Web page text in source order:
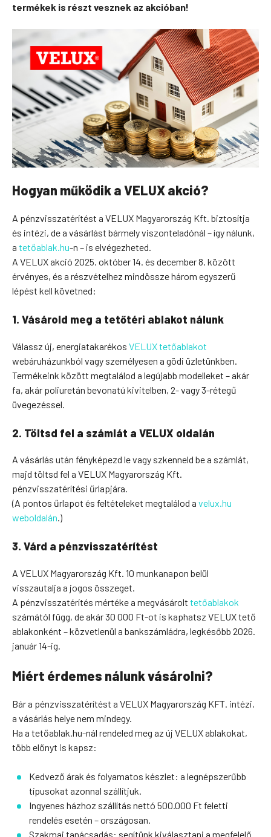
termékek is részt vesznek az akcióban!
Hogyan működik a VELUX akció?
A pénzvisszatérítést a VELUX Magyarország Kft. biztosítja
és intézi, de a vásárlást bármely viszonteladónál – így nálunk,
a tetőablak.hu-n – is elvégezheted.
A VELUX akció 2025. október 14. és december 8. között
érvényes, és a részvételhez mindössze három egyszerű
lépést kell követned:
1. Vásárold meg a tetőtéri ablakot nálunk
Válassz új, energiatakarékos VELUX tetőablakot
webáruházunkból vagy személyesen a gödi üzletünkben.
Termékeink között megtalálod a legújabb modelleket – akár
fa, akár poliuretán bevonatú kivitelben, 2- vagy 3-rétegű
üvegezéssel.
2. Töltsd fel a számlát a VELUX oldalán
A vásárlás után fényképezd le vagy szkenneld be a számlát,
majd töltsd fel a VELUX Magyarország Kft.
pénzvisszatérítési űrlapjára.
(A pontos űrlapot és feltételeket megtalálod a velux.hu
weboldalán.)
3. Várd a pénzvisszatérítést
A VELUX Magyarország Kft. 10 munkanapon belül
visszautalja a jogos összeget.
A pénzvisszatérítés mértéke a megvásárolt tetőablakok
számától függ, de akár 30 000 Ft-ot is kaphatsz VELUX tető
ablakonként – közvetlenül a bankszámládra, legkésőbb 2026.
január 14-ig.
Miért érdemes nálunk vásárolni?
Bár a pénzvisszatérítést a VELUX Magyarország KFT. intézi,
a vásárlás helye nem mindegy.
Ha a tetőablak.hu-nál rendeled meg az új VELUX ablakokat,
több előnyt is kapsz:
Kedvező árak és folyamatos készlet: a legnépszerűbb
típusokat azonnal szállítjuk.
Ingyenes házhoz szállítás nettó 500.000 Ft feletti
rendelés esetén – országosan.
Szakmai tanácsadás: segítünk kiválasztani a megfelelő